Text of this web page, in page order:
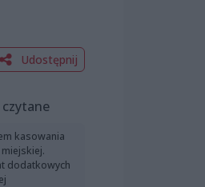
Udostępnij
kasowania
dodatkowych